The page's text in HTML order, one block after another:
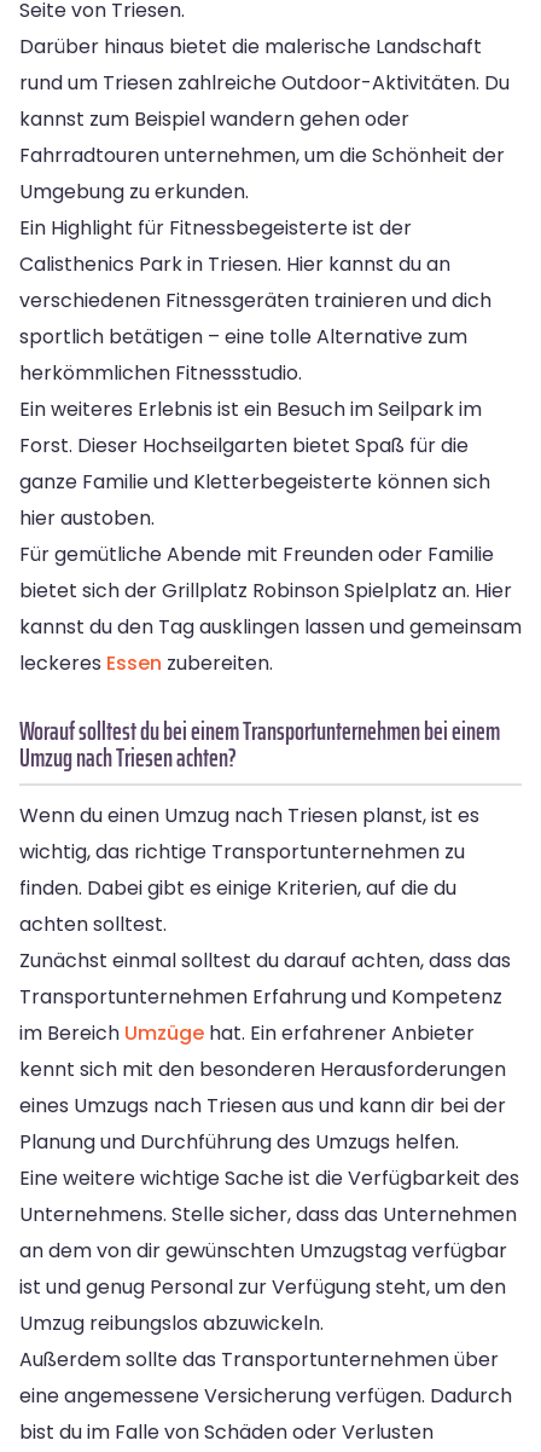
Seite von Triesen.
Darüber hinaus bietet die malerische Landschaft
rund um Triesen zahlreiche Outdoor-Aktivitäten. Du
kannst zum Beispiel wandern gehen oder
Fahrradtouren unternehmen, um die Schönheit der
Umgebung zu erkunden.
Ein Highlight für Fitnessbegeisterte ist der
Calisthenics Park in Triesen. Hier kannst du an
verschiedenen Fitnessgeräten trainieren und dich
sportlich betätigen – eine tolle Alternative zum
herkömmlichen Fitnessstudio.
Ein weiteres Erlebnis ist ein Besuch im Seilpark im
Forst. Dieser Hochseilgarten bietet Spaß für die
ganze Familie und Kletterbegeisterte können sich
hier austoben.
Für gemütliche Abende mit Freunden oder Familie
bietet sich der Grillplatz Robinson Spielplatz an. Hier
kannst du den Tag ausklingen lassen und gemeinsam
leckeres Essen zubereiten.
Worauf solltest du bei einem Transportunternehmen bei einem
Umzug nach Triesen achten?
Wenn du einen Umzug nach Triesen planst, ist es
wichtig, das richtige Transportunternehmen zu
finden. Dabei gibt es einige Kriterien, auf die du
achten solltest.
Zunächst einmal solltest du darauf achten, dass das
Transportunternehmen Erfahrung und Kompetenz
im Bereich Umzüge hat. Ein erfahrener Anbieter
kennt sich mit den besonderen Herausforderungen
eines Umzugs nach Triesen aus und kann dir bei der
Planung und Durchführung des Umzugs helfen.
Eine weitere wichtige Sache ist die Verfügbarkeit des
Unternehmens. Stelle sicher, dass das Unternehmen
an dem von dir gewünschten Umzugstag verfügbar
ist und genug Personal zur Verfügung steht, um den
Umzug reibungslos abzuwickeln.
Außerdem sollte das Transportunternehmen über
eine angemessene Versicherung verfügen. Dadurch
bist du im Falle von Schäden oder Verlusten